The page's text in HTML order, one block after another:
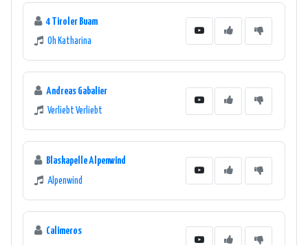
4 Tiroler Buam
Oh Katharina
Andreas Gabalier
Verliebt Verliebt
Blaskapelle Alpenwind
Alpenwind
Calimeros